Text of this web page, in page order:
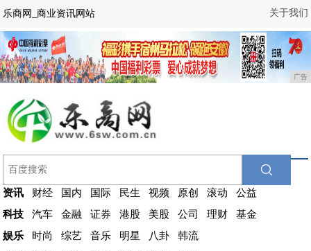
关于我们
乐商网_商业资讯网站
广告
资讯 财经 国内 国际 民生 视频 原创 滚动
公益
科技
汽车 金融 证券 港股 美股 公司 理财
基金
娱乐
时尚 综艺 音乐 明星 八卦
韩流